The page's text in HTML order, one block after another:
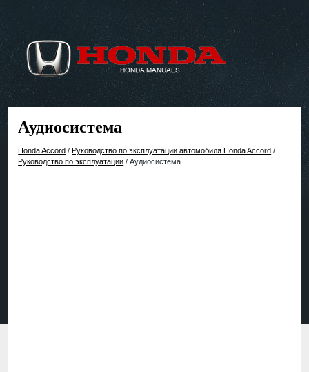
Аудиосистема
Honda Accord /Руководство по эксплуатации автомобиля Honda Accord /
Руководство по эксплуатации / Аудиосистема